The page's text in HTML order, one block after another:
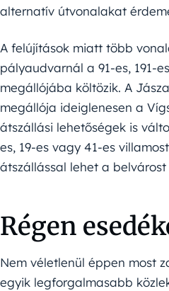
alternatív útvonalakat
A felújítások miatt több
pályaudvarnál a 91-es, 191-
megállójába költözik. A
megállója ideiglenesen a
átszállási lehetőségek is
es, 19-es vagy 41-es
átszállással lehet a belvárost
Régen
Nem véletlenül éppen most
egyik legforgalmasabb